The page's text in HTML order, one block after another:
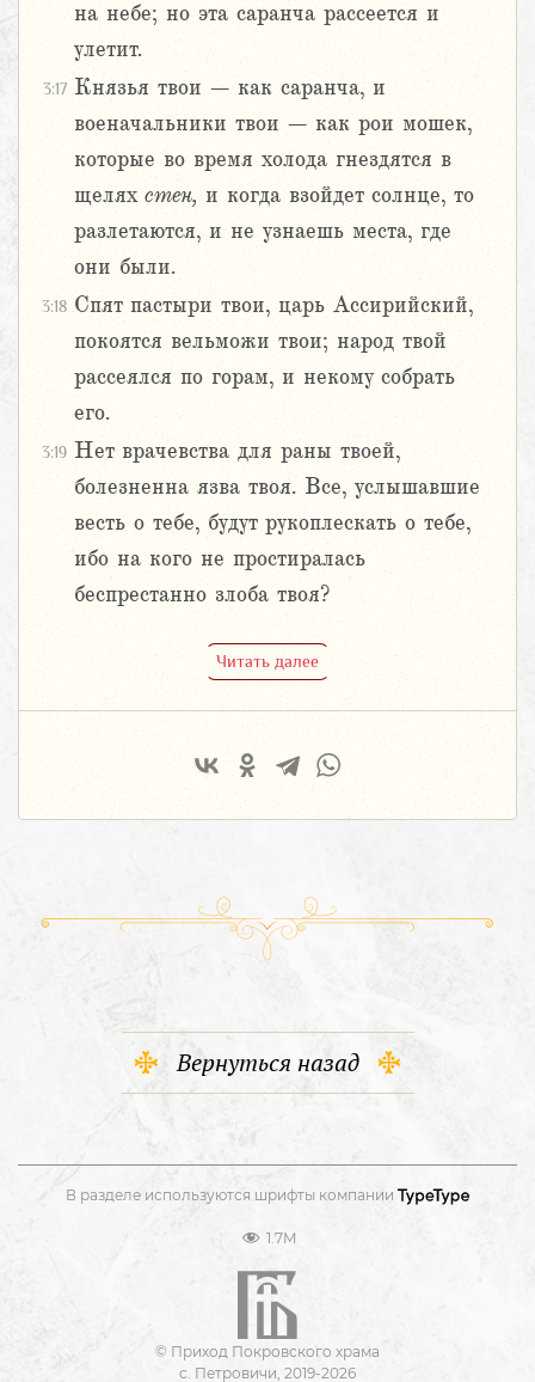
на небе; но эта саранча рассеется и
улетит.
3:17 Князья твои – как саранча, и
военачальники твои – как рои мошек,
которые во время холода гнездятся в
щелях стен, и когда взойдет солнце, то
разлетаются, и не узнаешь места, где
они были.
3:18 Спят пастыри твои, царь Ассирийский,
покоятся вельможи твои; народ твой
рассеялся по горам, и некому собрать
его.
3:19 Нет врачевства для раны твоей,
болезненна язва твоя. Все, услышавшие
весть о тебе, будут рукоплескать о тебе,
ибо на кого не простиралась
беспрестанно злоба твоя?
Читать далее
Вернуться назад
В разделе используются шрифты компании
1.7M
© Приход Покровского храма
с. Петровичи, 2019-2026